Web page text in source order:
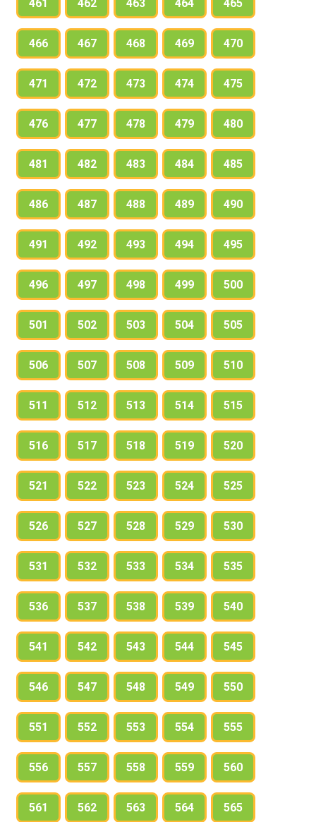
461 462 463 464 465
466 467 468 469 470
471 472 473 474 475
476 477 478 479 480
481 482 483 484 485
486 487 488 489 490
491 492 493 494 495
496 497 498 499 500
501 502 503 504 505
506 507 508 509 510
511 512 513 514 515
516 517 518 519 520
521 522 523 524 525
526 527 528 529 530
531 532 533 534 535
536 537 538 539 540
541 542 543 544 545
546 547 548 549 550
551 552 553 554 555
556 557 558 559 560
561 562 563 564 565